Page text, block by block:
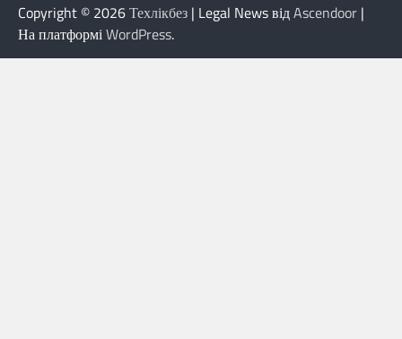
Copyright © 2026Техлікбез | Legal News відAscendoor |
На платформіWordPress.